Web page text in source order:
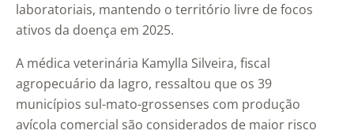
laboratoriais, mantendo o território livre de focos
ativos da doença em 2025.
A médica veterinária Kamylla Silveira, fiscal
agropecuário da Iagro, ressaltou que os 39
municípios sul-mato-grossenses com produção
avícola comercial são considerados de maior risco